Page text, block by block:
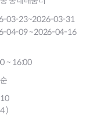
03-23~2026-03-31
04-09~2026-04-16
~ 16:00
( 3 / 4 )